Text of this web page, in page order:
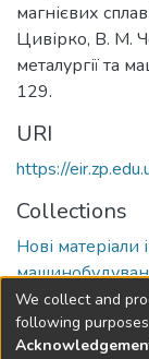
магнієвих
Цивірко, В. М.
металургії та
129.
URI
https://
Collections
Нові матеріали
Full item
We collect and
following